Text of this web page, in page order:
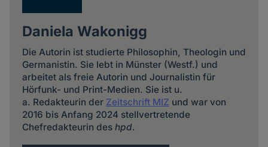
Daniela Wakonigg
Die Autorin ist studierte Philosophin, Theologin und
Germanistin. Sie lebt in Münster (Westf.) und
arbeitet als freie Autorin und Journalistin für
Hörfunk- und Print-Medien. Sie ist u.
a. Redakteurin der Zeitschrift MIZ und war von
2016 bis Anfang 2024 stellvertretende
Chefredakteurin des hpd.